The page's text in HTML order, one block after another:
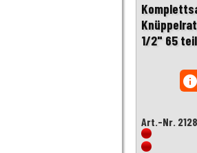
1/2" 65
Art.-Nr.